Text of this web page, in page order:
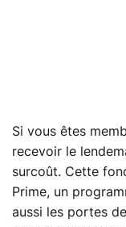
Si vous êtes
recevoir le
surcoût. Cette
Prime, un
aussi les portes